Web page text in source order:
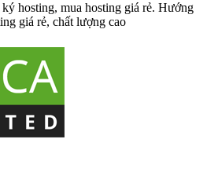
hosting, mua hosting giá rẻ. Hướng
giá rẻ, chất lượng cao